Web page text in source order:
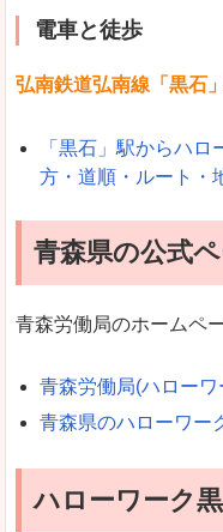
電車と徒歩
弘南鉄道弘南線「黒石
「黒石」駅からハ
方・道順・ルート・
青森県の公式
青森労働局のホームペ
青森労働局(ハロー
青森県のハローワー
ハローワーク